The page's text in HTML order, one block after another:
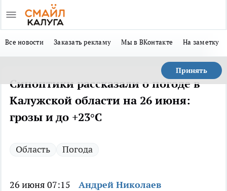
Все новости Заказать рекламу Мы в ВКонтакте На заметку
Принять
Синоптики рассказали о погоде в
Калужской области на 26 июня:
грозы и до +23°С
Область Погода
26 июня 07:15 Андрей Николаев